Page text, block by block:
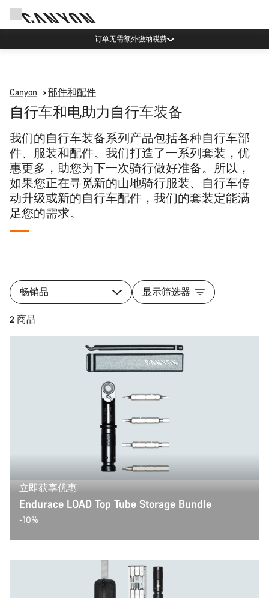
订单无需额外缴纳税费
Canyon 部件和配件
自行车和电助力自行车装备
我们的自行车装备系列产品包括各种自行车部
件、服装和配件。我们打造了一系列套装，优
惠更多，助您为下一次骑行做好准备。所以，
如果您正在寻觅新的山地骑行服装、自行车传
动升级或新的自行车配件，我们的套装定能满
足您的需求。
畅销品 显示筛选器
2 商品
立即获享优惠
Endurace LOAD Top Tube Storage Bundle
-10%